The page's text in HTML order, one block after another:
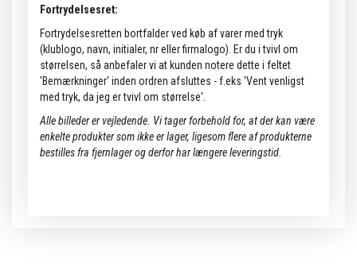
Fortrydelsesret:
Fortrydelsesretten bortfalder ved køb af varer med tryk
(klublogo, navn, initialer, nr eller firmalogo). Er du i tvivl om
størrelsen, så anbefaler vi at kunden notere dette i feltet
'Bemærkninger' inden ordren afsluttes - f.eks 'Vent venligst
med tryk, da jeg er tvivl om størrelse'.
Alle billeder er vejledende. Vi tager forbehold for, at der kan være
enkelte produkter som ikke er lager, ligesom flere af produkterne
bestilles fra fjernlager og derfor har længere leveringstid.